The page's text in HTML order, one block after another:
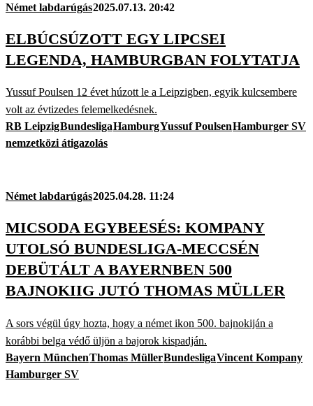
Német labdarúgás2025.07.13. 20:42
ELBÚCSÚZOTT EGY LIPCSEI
LEGENDA, HAMBURGBAN FOLYTATJA
Yussuf Poulsen 12 évet húzott le a Leipzigben, egyik kulcsembere
volt az évtizedes felemelkedésnek.
RB LeipzigBundesligaHamburgYussuf PoulsenHamburger SV
nemzetközi átigazolás
Német labdarúgás2025.04.28. 11:24
MICSODA EGYBEESÉS: KOMPANY
UTOLSÓ BUNDESLIGA-MECCSÉN
DEBÜTÁLT A BAYERNBEN 500
BAJNOKIIG JUTÓ THOMAS MÜLLER
A sors végül úgy hozta, hogy a német ikon 500. bajnokiján a
korábbi belga védő üljön a bajorok kispadján.
Bayern MünchenThomas MüllerBundesligaVincent Kompany
Hamburger SV